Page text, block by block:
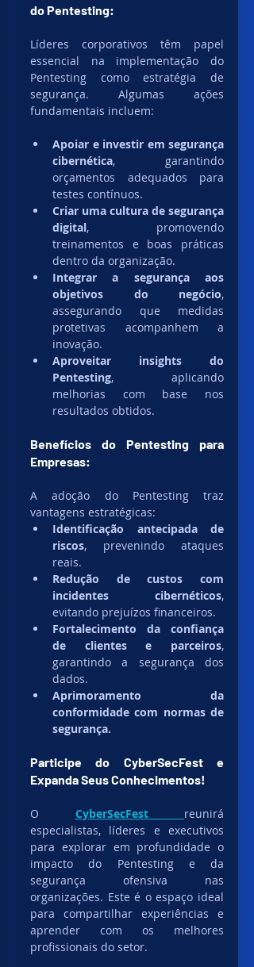
do Pentesting:
Líderes corporativos têm papel
essencial na implementação do
Pentesting como estratégia de
segurança. Algumas ações
fundamentais incluem:
Apoiar e investir em segurança
cibernética, garantindo
orçamentos adequados para
testes contínuos.
Criar uma cultura de segurança
digital, promovendo
treinamentos e boas práticas
dentro da organização.
Integrar a segurança aos
objetivos do negócio,
assegurando que medidas
protetivas acompanhem a
inovação.
Aproveitar insights do
Pentesting, aplicando
melhorias com base nos
resultados obtidos.
Benefícios do Pentesting para
Empresas:
A adoção do Pentesting traz
vantagens estratégicas:
Identificação antecipada de
riscos, prevenindo ataques
reais.
Redução de custos com
incidentes cibernéticos,
evitando prejuízos financeiros.
Fortalecimento da confiança
de clientes e parceiros,
garantindo a segurança dos
dados.
Aprimoramento da
conformidade com normas de
segurança.
Participe do CyberSecFest e
Expanda Seus Conhecimentos!
O CyberSecFest
reunirá
especialistas, líderes e executivos
para explorar em profundidade o
impacto do Pentesting e da
segurança ofensiva nas
organizações. Este é o espaço ideal
para compartilhar experiências e
aprender com os melhores
profissionais do setor.